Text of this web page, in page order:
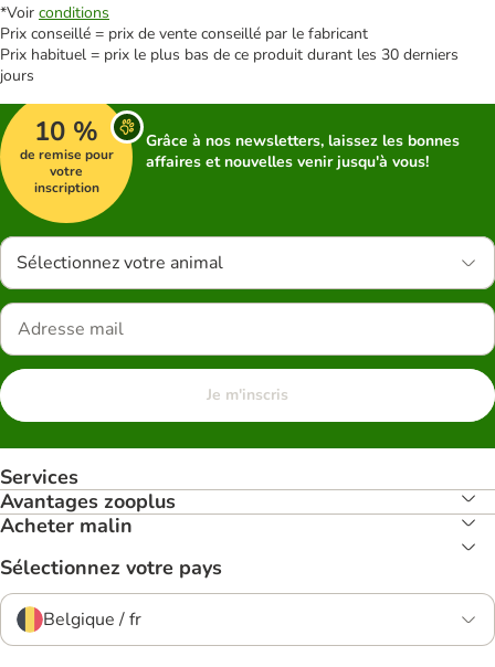
*Voir conditions
Prix conseillé = prix de vente conseillé par le fabricant
Prix habituel = prix le plus bas de ce produit durant les 30 derniers
jours
10 %
de remise pour
votre
inscription
Grâce à nos newsletters, laissez les bonnes
affaires et nouvelles venir jusqu'à vous!
Sélectionnez votre animal
Je m'inscris
Services
Avantages zooplus
Acheter malin
Sélectionnez votre pays
Belgique / fr